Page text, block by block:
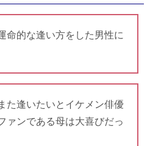
命的な逢い方をした男性に
た逢いたいとイケメン俳優
ァンである母は大喜びだっ